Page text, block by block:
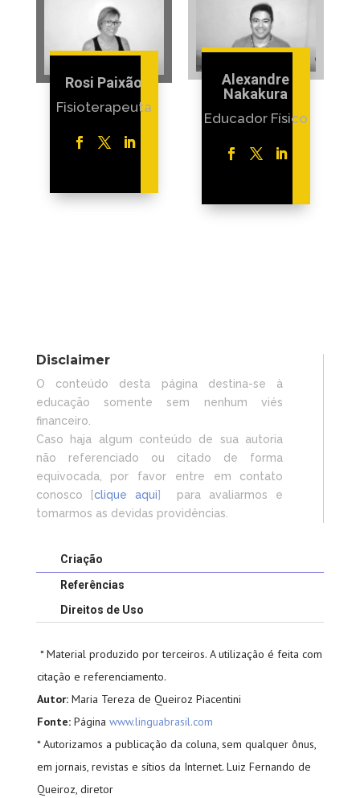
Rosi Paixão
Fisioterapeuta
Alexandre
Nakakura
Educador Físico
Disclaimer
O conteúdo desta página destina-se à
educação somente sem nenhum viés
financeiro.
Caso haja algum conteúdo de sua autoria
não referenciado ou citado de forma
equivocada, por favor entre em contato
conosco [clique aqui] para avaliarmos e
tomarmos as devidas providências.
Criação
Referências
Direitos de Uso
* Material produzido por terceiros. A utilização é feita com
citação e referenciamento.
Autor:Maria Tereza de Queiroz Piacentini
Fonte:Página www.linguabrasil.com
* Autorizamos a publicação da coluna, sem qualquer ônus,
em jornais, revistas e sítios da Internet. Luiz Fernando de
Queiroz, diretor